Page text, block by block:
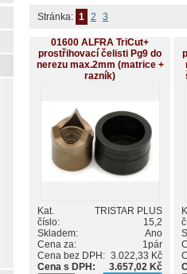
Stránka: 1 2 3
01600 ALFRA TriCut+
prostřihovací čelisti Pg9 do
nerezu max.2mm (matrice +
razník)
Kat.
číslo:
TRISTAR PLUS
15,2
Skladem:
Ano
Cena za:
1pár
Cena bez DPH: 3.022,33 Kč
Cena s DPH:
3.657,02 Kč